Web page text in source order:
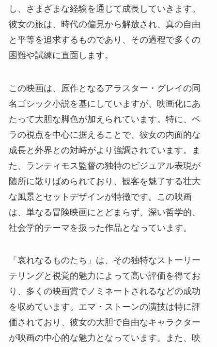
し、さまざまな経験を通じて成長していきます。
彼女の旅は、時代の偏見から解放され、真の自由
と平等を追求するものであり、その過程で多くの
困難や試練に直面します​​。
この映画は、原作となるアラスター・グレイの同
名ゴシック小説を基にしていますが、映画化にあ
たって大胆な脚色が加えられています。特に、ベ
ラの視点を中心に据えることで、彼女の内面的な
成長と外界との対峙がより強調されています。ま
た、ランティモス監督の独特のビジュアル表現が
随所に散りばめられており、観客を魅了する壮大
な風景とセットデザインが特徴です。この映画
は、単なる冒険映画にとどまらず、深い哲学的、
社会学的テーマを扱った作品となっています​​。
「哀れなるものたち」は、その独特なストーリー
テリングと視覚的魅力によって高い評価を得てお
り、多くの映画賞でノミネートされるなどの成功
を収めています。エマ・ストーンの演技は特に評
価されており、彼女の大胆で自由なキャラクター
が映画の中心的な魅力となっています。また、映